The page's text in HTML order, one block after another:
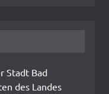
Stadt Bad
des Landes